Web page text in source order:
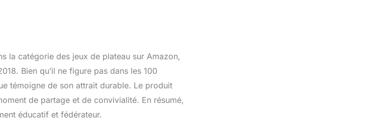
la catégorie des jeux de plateau sur Amazon,
Bien qu’il ne figure pas dans les 100
témoigne de son attrait durable. Le produit
de partage et de convivialité. En résumé,
éducatif et fédérateur.